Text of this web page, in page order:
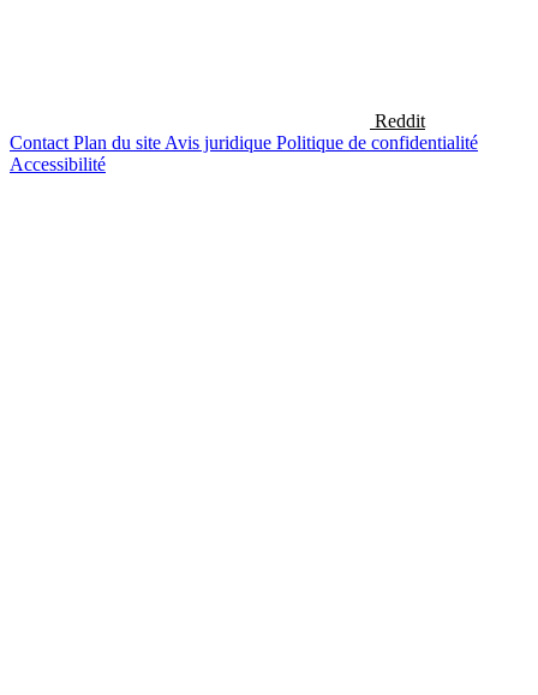
Reddit
Contact Plan du site Avis juridique Politique de confidentialité
Accessibilité